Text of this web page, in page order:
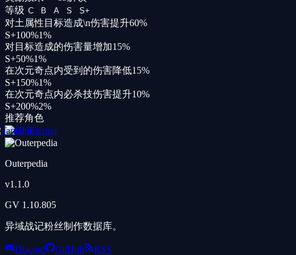
等级 C B A S S+
对土属性目标造成\n伤害提升60%
S+100%1%
对目标造成的伤害量增加15%
S+50%1%
在次元奇点内受到的伤害降低15%
S+150%1%
在次元奇点内必杀技伤害提升10%
S+200%2%
推荐角色
Outerpedia
v1.1.0
GV 1.10.805
异域战记粉丝制作数据库。
Discord GitHub RSS